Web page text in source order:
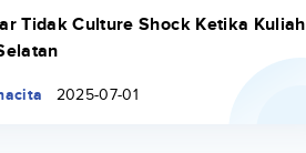
Tidak Culture Shock Ketika Kuliah
2025-07-01